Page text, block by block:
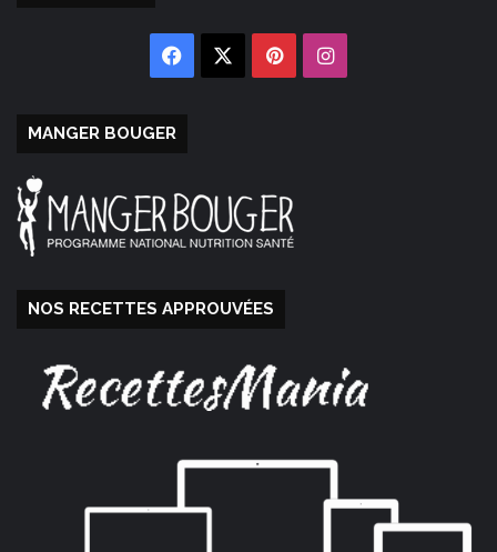
Facebook PinterestInstagram
MANGER BOUGER
NOS RECETTES APPROUVÉES